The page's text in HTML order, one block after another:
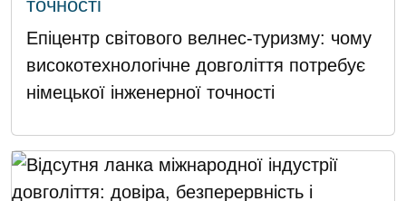
точності
Епіцентр світового велнес-туризму: чому
високотехнологічне довголіття потребує
німецької інженерної точності